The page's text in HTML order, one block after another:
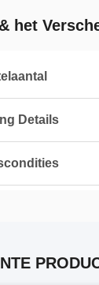
het
Details